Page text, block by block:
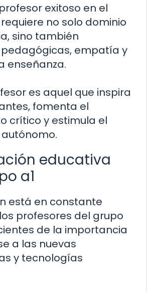
exitoso en el
no solo dominio
sino también
empatía y
enseñanza.
es aquel que inspira
fomenta el
crítico y estimula el
educativa
a1
está en constante
profesores del grupo
de la importancia
a las nuevas
y tecnologías